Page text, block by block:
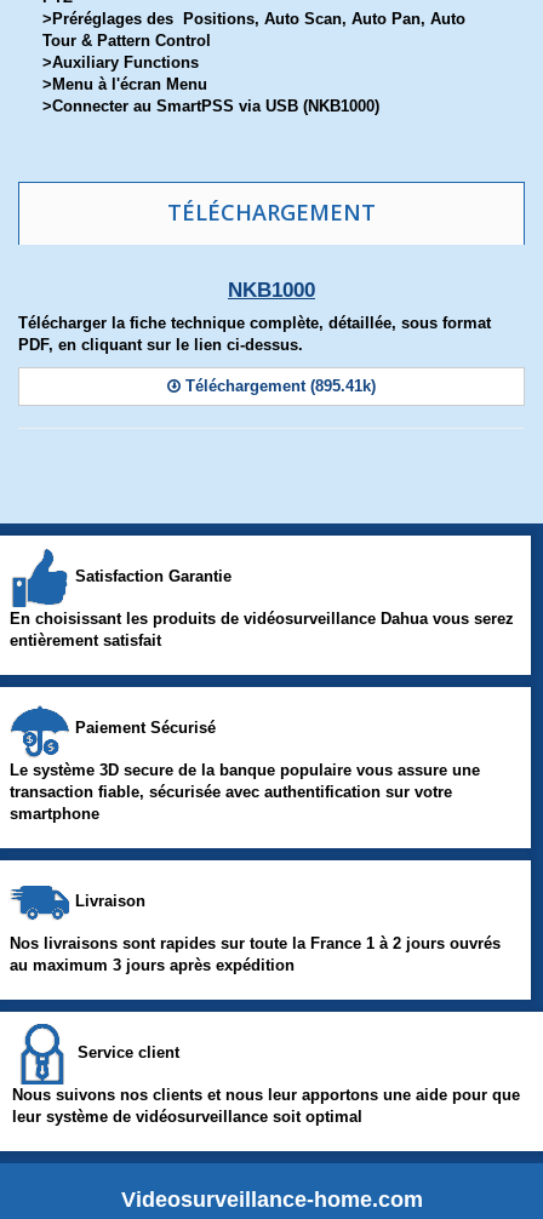
>Préréglages des Positions, Auto Scan, Auto Pan, Auto
Tour & Pattern Control
>Auxiliary Functions
>Menu à l'écran Menu
>Connecter au SmartPSS via USB (NKB1000)
TÉLÉCHARGEMENT
NKB1000
Télécharger la fiche technique complète, détaillée, sous format
PDF, en cliquant sur le lien ci-dessus.
Téléchargement (895.41k)
Satisfaction Garantie
En choisissant les produits de vidéosurveillance Dahua vous serez
entièrement satisfait
Paiement Sécurisé
Le système 3D secure de la banque populaire vous assure une
transaction fiable, sécurisée avec authentification sur votre
smartphone
Livraison
Nos livraisons sont rapides sur toute la France 1 à 2 jours ouvrés
au maximum 3 jours après expédition
Service client
Nous suivons nos clients et nous leur apportons une aide pour que
leur système de vidéosurveillance soit optimal
Videosurveillance-home.com